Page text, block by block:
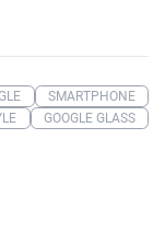
SMARTPHONE
GOOGLE GLASS